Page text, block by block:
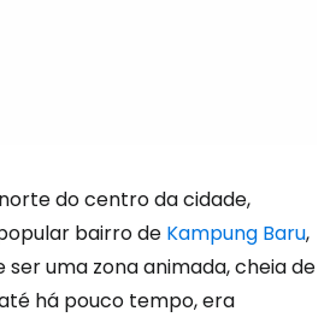
do centro da cidade,
bairro de Kampung Baru,
uma zona animada, cheia de
há pouco tempo, era